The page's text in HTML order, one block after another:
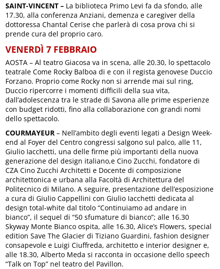
SAINT-VINCENT – La biblioteca Primo Levi fa da sfondo, alle
17.30, alla conferenza Anziani, demenza e caregiver della
dottoressa Chantal Cerise che parlerà di cosa prova chi si
prende cura del proprio caro.
VENERDÌ 7 FEBBRAIO
AOSTA – Al teatro Giacosa va in scena, alle 20.30, lo spettacolo
teatrale Come Rocky Balboa di e con il regista genovese Duccio
Forzano. Proprio come Rocky non si arrende mai sul ring,
Duccio ripercorre i momenti difficili della sua vita,
dall’adolescenza tra le strade di Savona alle prime esperienze
con budget ridotti, fino alla collaborazione con grandi nomi
dello spettacolo.
COURMAYEUR – Nell’ambito degli eventi legati a Design Week-
end al Foyer del Centro congressi salgono sul palco, alle 11,
Giulio Iacchetti, una delle firme più importanti della nuova
generazione del design italiano,e Cino Zucchi, fondatore di
CZA Cino Zucchi Architetti e Docente di composizione
architettonica e urbana alla Facoltà di Architettura del
Politecnico di Milano. A seguire, presentazione dell’esposizione
a cura di Giulio Cappellini con Giulio Iacchetti dedicata al
design total-white dal titolo “Continuiamo ad andare in
bianco”, il sequel di “50 sfumature di bianco”; alle 16.30
Skyway Monte Bianco ospita, alle 16.30, Alice’s Flowers, special
edition Save The Glacier di Tiziano Guardini, fashion designer
consapevole e Luigi Ciuffreda, architetto e interior designer e,
alle 18.30, Alberto Meda si racconta in occasione dello speech
“Talk on Top” nel teatro del Pavillon.